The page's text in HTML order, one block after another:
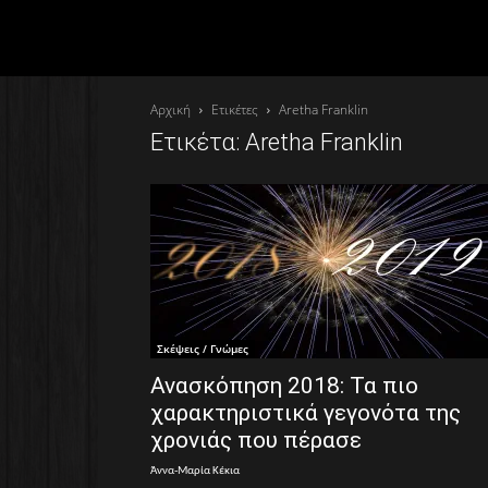
Αρχική Ετικέτες Aretha Franklin
Ετικέτα: Aretha Franklin
Σκέψεις / Γνώμες
Ανασκόπηση 2018: Τα πιο
χαρακτηριστικά γεγονότα της
χρονιάς που πέρασε
Άννα-Μαρία Κέκια